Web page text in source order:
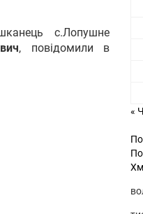
с.Лопушне
, повідомили в
«